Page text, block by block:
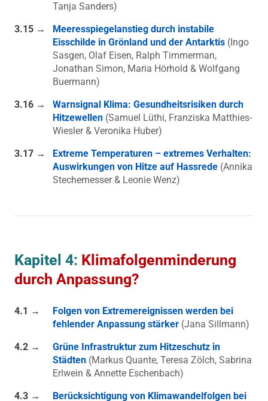
Tanja Sanders)
3.15 →
Meeresspiegelanstieg durch instabile
Eisschilde in Grönland und der Antarktis (Ingo
Sasgen, Olaf Eisen, Ralph Timmerman,
Jonathan Simon, Maria Hörhold & Wolfgang
Buermann)
3.16 →
Warnsignal Klima: Gesundheitsrisiken durch
Hitzewellen (Samuel Lüthi, Franziska Matthies-
Wiesler & Veronika Huber)
3.17 →
Extreme Temperaturen – extremes Verhalten:
Auswirkungen von Hitze auf Hassrede (Annika
Stechemesser & Leonie Wenz)
Kapitel 4: Klimafolgenminderung
durch Anpassung?
4.1 →
Folgen von Extremereignissen werden bei
fehlender Anpassung stärker (Jana Sillmann)
4.2 →
Grüne Infrastruktur zum Hitzeschutz in
Städten (Markus Quante, Teresa Zölch, Sabrina
Erlwein & Annette Eschenbach)
4.3 →
Berücksichtigung von Klimawandelfolgen bei